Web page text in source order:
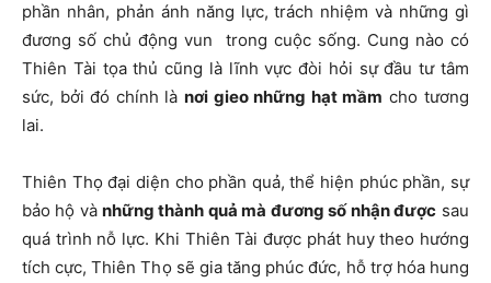
phần nhân, phản ánh năng lực, trách nhiệm và những gì
đương số chủ động vun trong cuộc sống. Cung nào có
Thiên Tài tọa thủ cũng là lĩnh vực đòi hỏi sự đầu tư tâm
sức, bởi đó chính là nơi gieo những hạt mầm cho tương
lai.
Thiên Thọ đại diện cho phần quả, thể hiện phúc phần, sự
bảo hộ và những thành quả mà đương số nhận được sau
quá trình nỗ lực. Khi Thiên Tài được phát huy theo hướng
tích cực, Thiên Thọ sẽ gia tăng phúc đức, hỗ trợ hóa hung